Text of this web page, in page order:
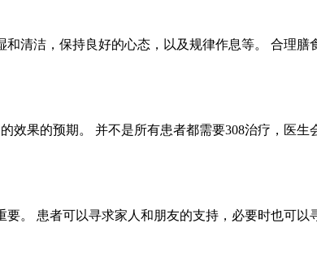
清洁，保持良好的心态，以及规律作息等。 合理
效果的预期。 并不是所有患者都需要308治疗，医
。 患者可以寻求家人和朋友的支持，必要时也可以